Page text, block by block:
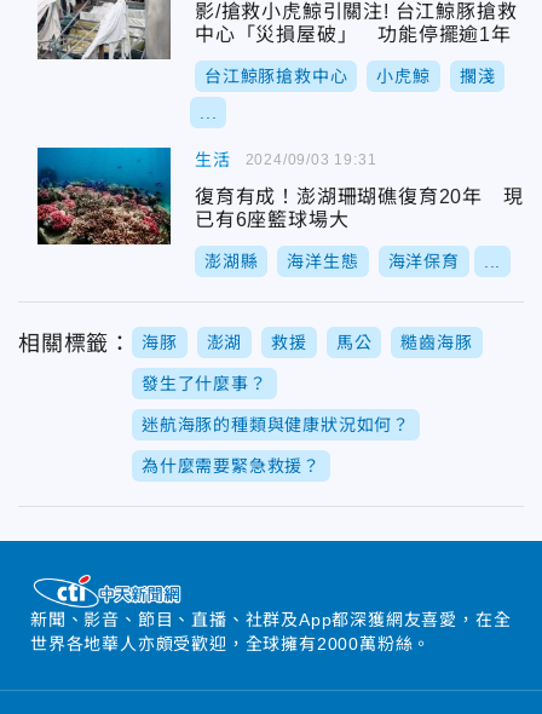
影/搶救小虎鯨引關注! 台江鯨豚搶救
中心「災損屋破」 功能停擺逾1年
台江鯨豚搶救中心 小虎鯨 擱淺
生活
復育有成！澎湖珊瑚礁復育20年 現
已有6座籃球場大
澎湖縣 海洋生態 海洋保育
2024/09/03 19:31
相關標籤： 海豚 澎湖 救援 馬公 糙齒海豚
發生了什麼事？
迷航海豚的種類與健康狀況如何？
為什麼需要緊急救援？
新聞、影音、節目、直播、社群及App都深獲網友喜愛，在全
世界各地華人亦頗受歡迎，全球擁有2000萬粉絲。